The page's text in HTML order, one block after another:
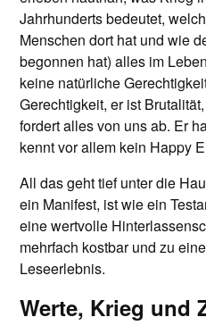
Jahrhunderts bedeutet,
Menschen dort hat und wie
begonnen hat) alles im
keine natürliche
Gerechtigkeit, er ist
fordert alles von uns ab. Er
kennt vor allem kein Happy
All das geht tief unter die
ein Manifest, ist wie ein
eine wertvolle
mehrfach kostbar und zu
Leseerlebnis.
Werte, Krieg und